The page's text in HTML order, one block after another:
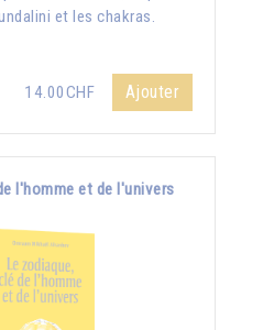
et les chakras.
14.00CHF Ajouter
l'homme et de l'univers